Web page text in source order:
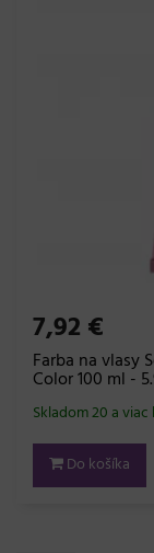
7,92 €
Farba na vlasy
Color 100 ml -
Skladom 20 a viac
Do košíka